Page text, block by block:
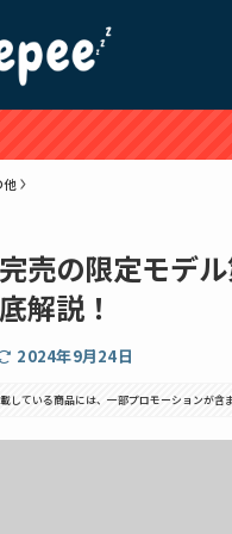
他
完売の限定モデ
解説！
2024年9月24日
している商品には、一部プロモーションが含ま